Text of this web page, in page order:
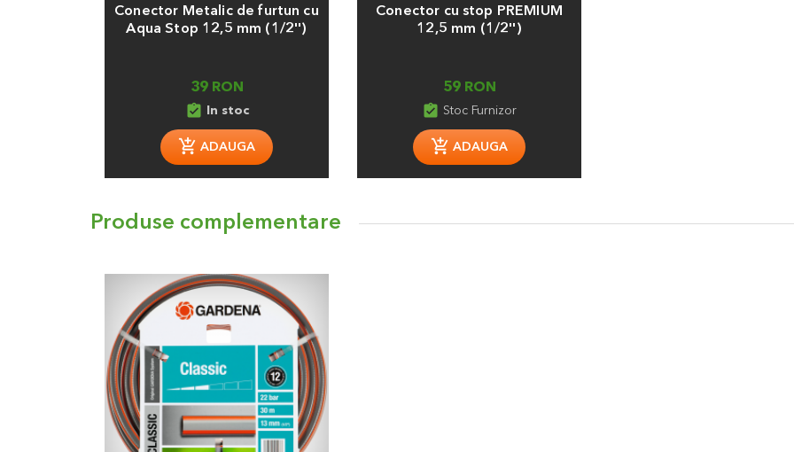
Conector Metalic de furtun cu
Aqua Stop 12,5 mm (1/2'')
39 RON
assignment_turned_in In stoc
ADAUGA
Conector cu stop PREMIUM
12,5 mm (1/2'')
59 RON
assignment_turned_in Stoc Furnizor
ADAUGA
Produse complementare